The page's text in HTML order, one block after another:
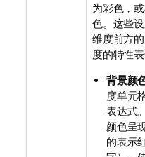
为彩色，
色。这些
维度前方
度的特性表
背景颜
度单元
表达式
颜色呈
的表示